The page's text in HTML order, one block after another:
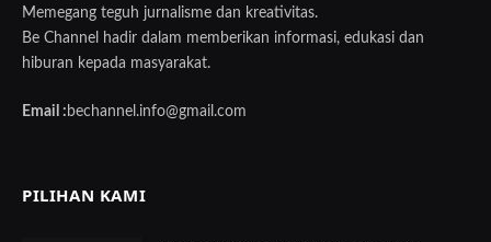
Memegang teguh jurnalisme dan kreativitas.
Be Channel hadir dalam memberikan informasi, edukasi dan
hiburan kepada masyarakat.
Email : bechannel.info@gmail.com
PILIHAN KAMI